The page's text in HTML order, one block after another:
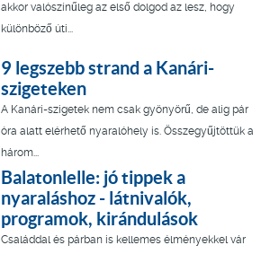
akkor valószínűleg az első dolgod az lesz, hogy
különböző úti...
9 legszebb strand a Kanári-
szigeteken
A Kanári-szigetek nem csak gyönyörű, de alig pár
óra alatt elérhető nyaralóhely is. Összegyűjtöttük a
három...
Balatonlelle: jó tippek a
nyaraláshoz - látnivalók,
programok, kirándulások
Családdal és párban is kellemes élményekkel vár